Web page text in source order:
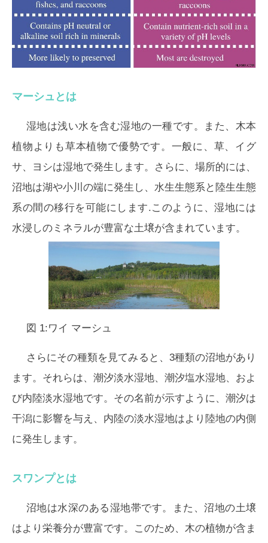
マーシュとは
湿地は浅い水を含む湿地の一種です。また、木本
植物よりも草本植物で優勢です。一般に、草、イグ
サ、ヨシは湿地で発生します。さらに、場所的には、
沼地は湖や小川の端に発生し、水生生態系と陸生生態
系の間の移行を可能にします.このように、湿地には
水浸しのミネラルが豊富な土壌が含まれています。
図 1:ワイ マーシュ
さらにその種類を見てみると、3種類の沼地があり
ます。それらは、潮汐淡水湿地、潮汐塩水湿地、およ
び内陸淡水湿地です。その名前が示すように、潮汐は
干潟に影響を与え、内陸の淡水湿地はより陸地の内側
に発生します。
スワンプとは
沼地は水深のある湿地帯です。また、沼地の土壌
はより栄養分が豊富です。このため、木の植物が含ま